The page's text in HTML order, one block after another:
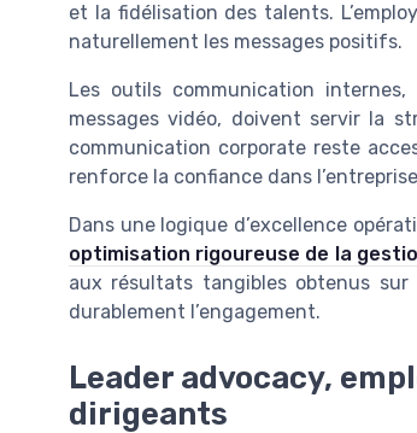
et la fidélisation des talents.
naturellement les messages positifs.
Les outils communication internes,
messages vidéo, doivent servir la
communication corporate reste
renforce la confiance dans
Dans une logique d’excellence
optimisation rigoureuse de la
aux résultats tangibles obtenus
durablement l’engagement.
Leader advocacy,
dirigeants